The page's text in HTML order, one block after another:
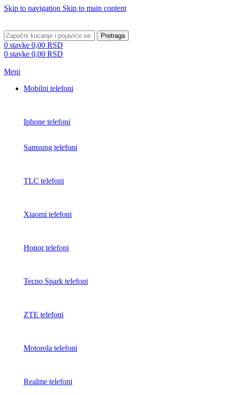
Skip to navigation Skip to main content
Pretraga
0 stavke 0,00 RSD
0 stavke 0,00 RSD
Meni
Mobilni telefoni
Iphone telefoni
Samsung telefoni
TLC telefoni
Xiaomi telefoni
Honor telefoni
Tecno Spark telefoni
ZTE telefoni
Motorola telefoni
Realme telefoni